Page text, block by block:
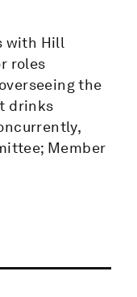
with Hill
roles
the
drinks
Member